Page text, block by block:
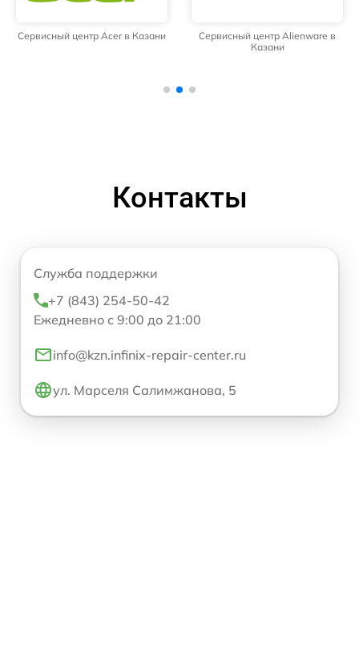
Сервисный центр Acer в Казани
Сервисный центр Alienware в
Казани
Контакты
Служба поддержки
+7 (843) 254-50-42
Ежедневно с 9:00 до 21:00
info@kzn.infinix-repair-center.ru
ул. Марселя Салимжанова, 5